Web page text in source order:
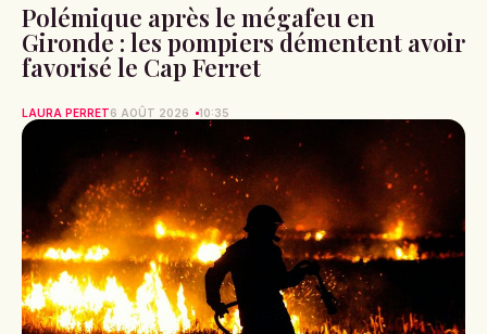
Polémique après le mégafeu en
Gironde : les pompiers démentent avoir
favorisé le Cap Ferret
LAURA PERRET6 AOÛT 2026 10:35